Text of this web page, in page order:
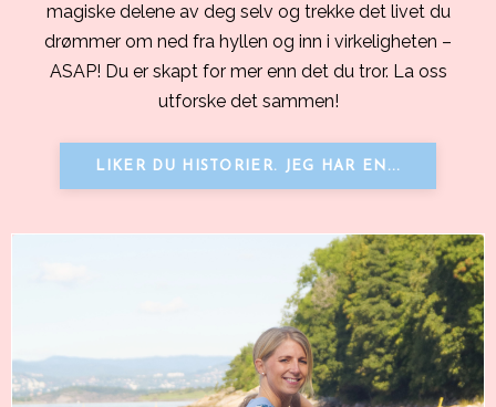
magiske delene av deg selv og trekke det livet du
drømmer om ned fra hyllen og inn i virkeligheten –
ASAP! Du er skapt for mer enn det du tror. La oss
utforske det sammen!
LIKER DU HISTORIER. JEG HAR EN...